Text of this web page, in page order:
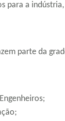
para a
parte da